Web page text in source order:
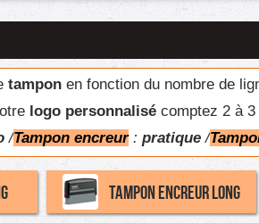
tampon en fonction du nombre de
logo personnalisécomptez 2 à 3
/Tampon encreur: pratique/
Tampon encreur long